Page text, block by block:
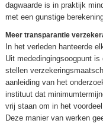
dagwaarde is in praktijk
met een gunstige
Meer transparantie
In het verleden hanteerde
Uit mededingingsoogpunt
stellen
aanleiding van het
instituut dat
vrij staan om in het
Deze manier van werken